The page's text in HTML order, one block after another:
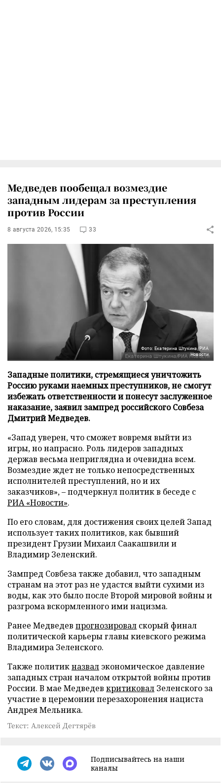
Медведев пообещал возмездие
западным лидерам за преступления
против России
8 августа 2026, 15:35 33
Фото: Екатерина Штукина/РИА
Новости
Западные политики, стремящиеся уничтожить
Россию руками наемных преступников, не смогут
избежать ответственности и понесут заслуженное
наказание, заявил зампред российского Совбеза
Дмитрий Медведев.
«Запад уверен, что сможет вовремя выйти из
игры, но напрасно. Роль лидеров западных
держав весьма неприглядна и очевидна всем.
Возмездие ждет не только непосредственных
исполнителей преступлений, но и их
заказчиков», – подчеркнул политик в беседе с
РИА «Новости».
По его словам, для достижения своих целей Запад
использует таких политиков, как бывший
президент Грузии Михаил Саакашвили и
Владимир Зеленский.
Зампред Совбеза также добавил, что западным
странам на этот раз не удастся выйти сухими из
воды, как это было после Второй мировой войны и
разгрома вскормленного ими нацизма.
Ранее Медведев прогнозировал скорый финал
политической карьеры главы киевского режима
Владимира Зеленского.
Также политикназвал экономическое давление
западных стран началом открытой войны против
России. В мае Медведев критиковал Зеленского за
участие в церемонии перезахоронения нациста
Андрея Мельника.
Текст: Алексей Дегтярёв
Подписывайтесь на наши
каналы